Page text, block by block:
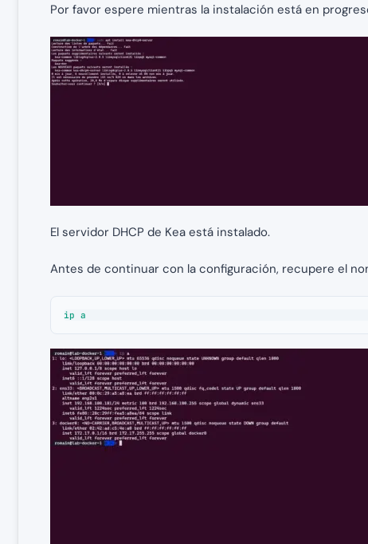
Por favor espere mientras la instalación está en
El servidor DHCP de Kea está instalado.
Antes de continuar con la configuración, recupere el
ip a